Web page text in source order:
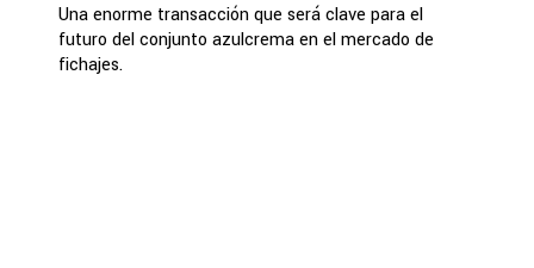
Una enorme transacción que será clave para el
futuro del conjunto azulcrema en el mercado de
fichajes.